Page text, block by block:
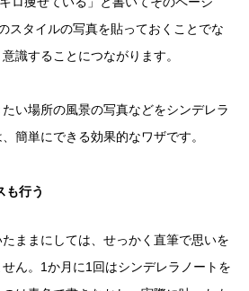
スタイルの写真を貼っておくことでな
識することにつながります。
い場所の風景の写真などをシンデレラ
簡単にできる効果的なワザです。
も行う
ままにしては、せっかく直筆で思いを
ん。1か月に1回はシンデレラノートを